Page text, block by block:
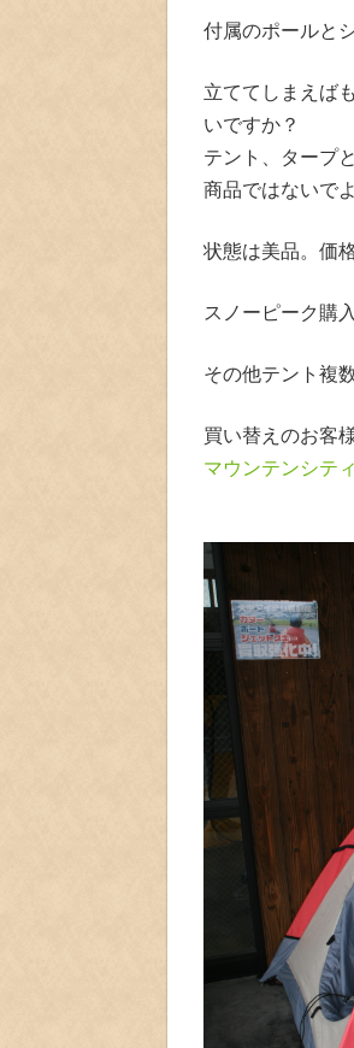
付属のポールと
立ててしまえば
いですか？
テント、タープ
商品ではないで
状態は美品。価
スノーピーク購
その他テント複
買い替えのお客
マウンテンシテ